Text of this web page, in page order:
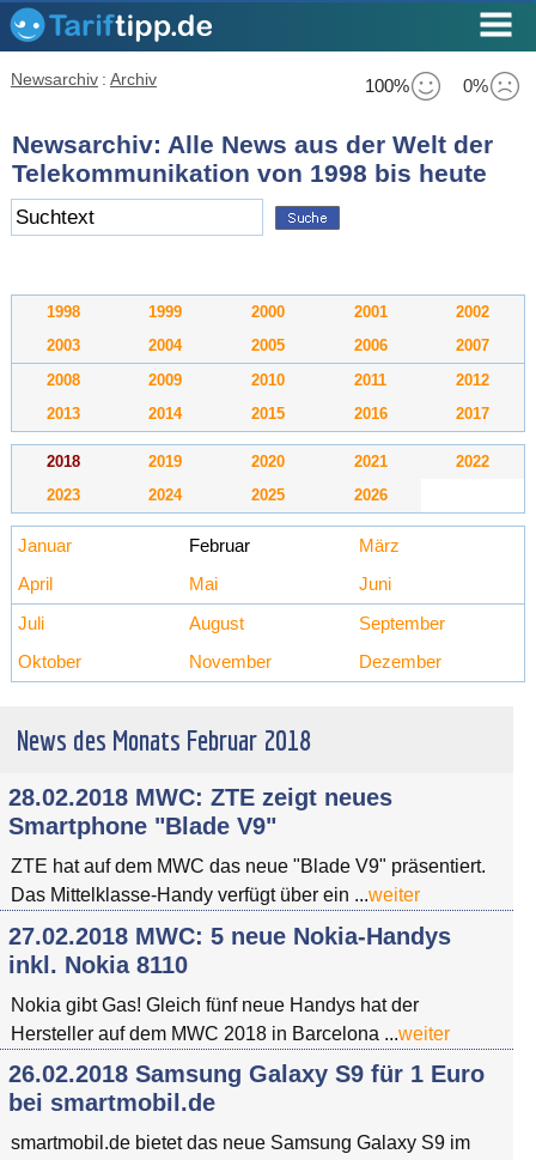
100% 0%
Newsarchiv : Archiv
Newsarchiv: Alle News aus der Welt der
Telekommunikation von 1998 bis heute
1998 1999 2000 2001
2002
2003
2004 2005 2006 2007
2008 2009 2010 2011
2012
2013
2014 2015 2016 2017
2018 2019 2020 2021
2022
2023
2024 2025 2026
Januar Februar
März
April
Mai
Juni
Juli
August
September
Oktober
November Dezember
News des Monats Februar 2018
28.02.2018 MWC: ZTE zeigt neues
Smartphone "Blade V9"
ZTE hat auf dem MWC das neue "Blade V9" präsentiert.
Das Mittelklasse-Handy verfügt über ein ...weiter
27.02.2018 MWC: 5 neue Nokia-Handys
inkl. Nokia 8110
Nokia gibt Gas! Gleich fünf neue Handys hat der
Hersteller auf dem MWC 2018 in Barcelona ...weiter
26.02.2018 Samsung Galaxy S9 für 1 Euro
bei smartmobil.de
smartmobil.de bietet das neue Samsung Galaxy S9 im